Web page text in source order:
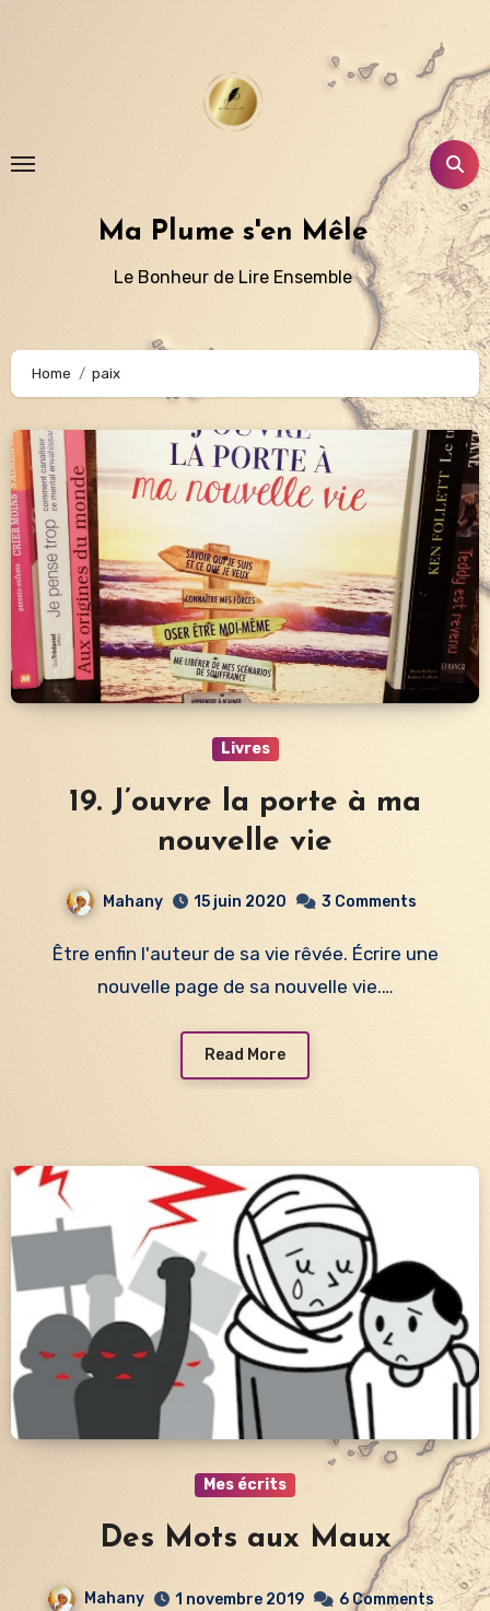
Ma Plume s'en Mêle
Le Bonheur de Lire Ensemble
Home paix
Livres
19. J’ouvre la porte à ma
nouvelle vie
Mahany 15 juin 2020 3 Comments
Être enfin l'auteur de sa vie rêvée. Écrire une
nouvelle page de sa nouvelle vie.…
Read More
Mes écrits
Des Mots aux Maux
Mahany 1 novembre 2019 6 Comments